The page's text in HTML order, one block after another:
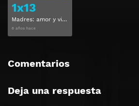
1x13
Madres: amor y vida Temporada 1 Capitulo 13
6 años hace
Comentarios
Deja una respuesta